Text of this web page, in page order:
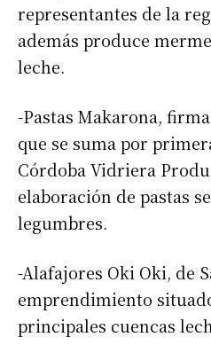
representantes de la
además produce
leche.
-Pastas Makarona,
que se suma por
Córdoba Vidriera
elaboración de pastas
legumbres.
-Alafajores Oki Oki, de
emprendimiento
principales cuencas